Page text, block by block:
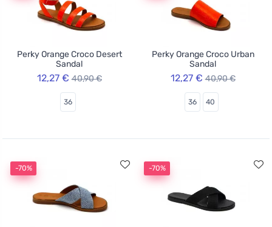
Perky Orange Croco Desert
Sandal
12,27 € 40,90 €
36
Perky Orange Croco Urban
Sandal
12,27 € 40,90 €
36 40
-70% -70%